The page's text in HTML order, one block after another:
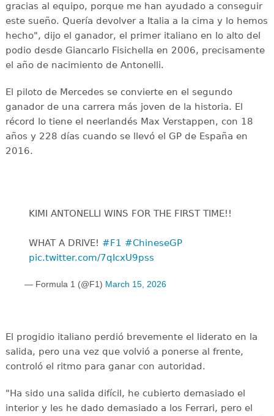
gracias al equipo, porque me han ayudado a conseguir
este sueño. Quería devolver a Italia a la cima y lo hemos
hecho", dijo el ganador, el primer italiano en lo alto del
podio desde Giancarlo Fisichella en 2006, precisamente
el año de nacimiento de Antonelli.
El piloto de Mercedes se convierte en el segundo
ganador de una carrera más joven de la historia. El
récord lo tiene el neerlandés Max Verstappen, con 18
años y 228 días cuando se llevó el GP de España en
2016.
KIMI ANTONELLI WINS FOR THE FIRST TIME!!
WHAT A DRIVE! ‍ #F1 #ChineseGP
pic.twitter.com/7qIcxU9pss
— Formula 1 (@F1) March 15, 2026
El progidio italiano perdió brevemente el liderato en la
salida, pero una vez que volvió a ponerse al frente,
controló el ritmo para ganar con autoridad.
"Ha sido una salida difícil, he cubierto demasiado el
interior y les he dado demasiado a los Ferrari, pero el